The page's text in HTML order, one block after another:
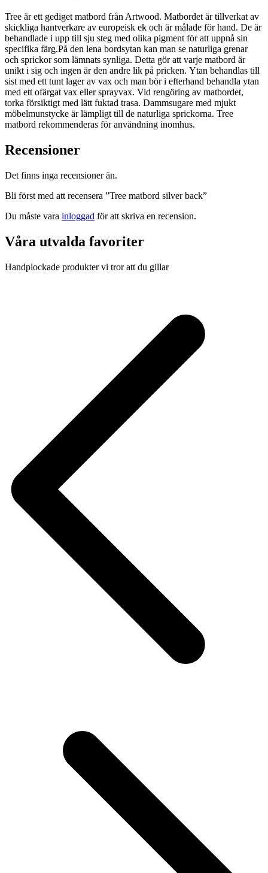
Tree är ett gediget matbord från Artwood. Matbordet är tillverkat av
skickliga hantverkare av europeisk ek och är målade för hand. De är
behandlade i upp till sju steg med olika pigment för att uppnå sin
specifika färg.På den lena bordsytan kan man se naturliga grenar
och sprickor som lämnats synliga. Detta gör att varje matbord är
unikt i sig och ingen är den andre lik på pricken. Ytan behandlas till
sist med ett tunt lager av vax och man bör i efterhand behandla ytan
med ett ofärgat vax eller sprayvax. Vid rengöring av matbordet,
torka försiktigt med lätt fuktad trasa. Dammsugare med mjukt
möbelmunstycke är lämpligt till de naturliga sprickorna. Tree
matbord rekommenderas för användning inomhus.
Recensioner
Det finns inga recensioner än.
Bli först med att recensera ”Tree matbord silver back”
Du måste vara inloggad för att skriva en recension.
Våra utvalda favoriter
Handplockade produkter vi tror att du gillar